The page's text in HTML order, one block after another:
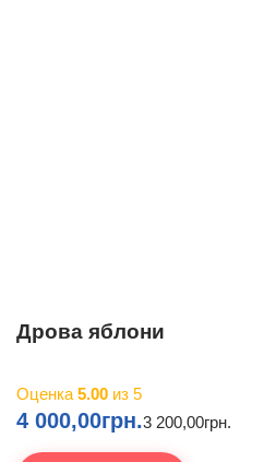
Дрова яблони
Оценка 5.00 из 5
4 000,00грн.3 200,00грн.